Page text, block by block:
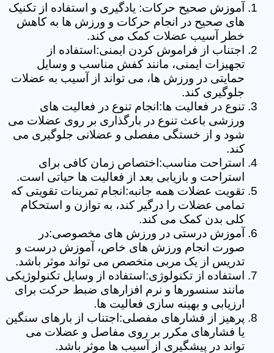
آموزش صحیح حرکات: یادگیری و استفاده از تکنیک
های صحیح در انجام حرکات و ورزش ها به کاهش
خطر آسیب عضلات کمک می کند.
اجتناب از فراموش کردن ایمنی:استفاده از
تجهیزات ایمنی، مانند کفش مناسب و وسایل
حمایتی در ورزش ها، می تواند از آسیب به عضلات
جلوگیری کند.
تنوع در فعالیت ها:انجام تنوع در فعالیت های
ورزشی باعث تنوع در بارگذاری بر روی عضلات می
شود و از خستگی مفصلی و عضلانی جلوگیری می
کند.
استراحت مناسب:اختصاص زمان کافی برای
استراحت و بازیابی بعد از فعالیت ها حیاتی است.
تقویت عضلات همه جانبه:انجام تمرینات تقویتی که
تمامی عضلات را درگیر کند، به توازن و استحکام
کلی بدن کمک می کند.
آموزش درستی در ورزش های مخصوصی:در
صورت انجام ورزش های خاص، آموزش درست و
تدریس از یک مربی متخصص می تواند موثر باشد.
استفاده از تکنولوژی:استفاده از وسایل تکنولوژیکی
مانند سنسورها و نرم افزارهای ضبط حرکت برای
ارزیابی و بهینه سازی فعالیت ها.
پرهیز از فشارهای مفصلی:اجتناب از بارهای سنگین
یا فشارهای مکرر بر روی مفاصل و عضلات می
تواند در پیشگیری از آسیب ها موثر باشد.